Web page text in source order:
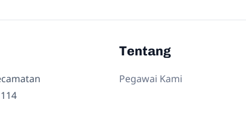
Tentang
Pegawai Kami